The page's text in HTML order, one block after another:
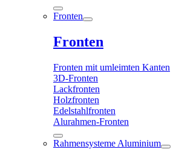
Fronten
Fronten
Fronten mit umleimten Kanten
3D-Fronten
Lackfronten
Holzfronten
Edelstahlfronten
Alurahmen-Fronten
Rahmensysteme Aluminium